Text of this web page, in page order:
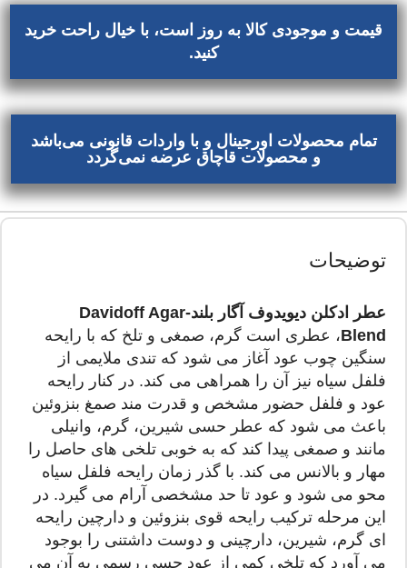
قیمت و موجودی کالا به روز است، با خیال راحت خرید
کنید.
تمام محصولات اورجینال و با واردات قانونی می‌باشد
و محصولات قاچاق عرضه نمی‌گردد
توضیحات
عطر ادکلن دیویدوف آگار بلند-Davidoff Agar
Blend، عطری است گرم، صمغی و تلخ که با رایحه
سنگین چوب عود آغاز می شود که تندی ملایمی از
فلفل سیاه نیز آن را همراهی می کند. در کنار رایحه
عود و فلفل حضور مشخص و قدرت مند صمغ بنزوئین
باعث می شود که عطر حسی شیرین، گرم، وانیلی
مانند و صمغی پیدا کند که به خوبی تلخی های حاصل را
مهار و بالانس می کند. با گذر زمان رایحه فلفل سیاه
محو می شود و عود تا حد مشخصی آرام می گیرد. در
این مرحله ترکیب رایحه قوی بنزوئین و دارچین رایحه
ای گرم، شیرین، دارچینی و دوست داشتنی را بوجود
می آورد که تلخی کمی از عود حسی رسمی به آن می